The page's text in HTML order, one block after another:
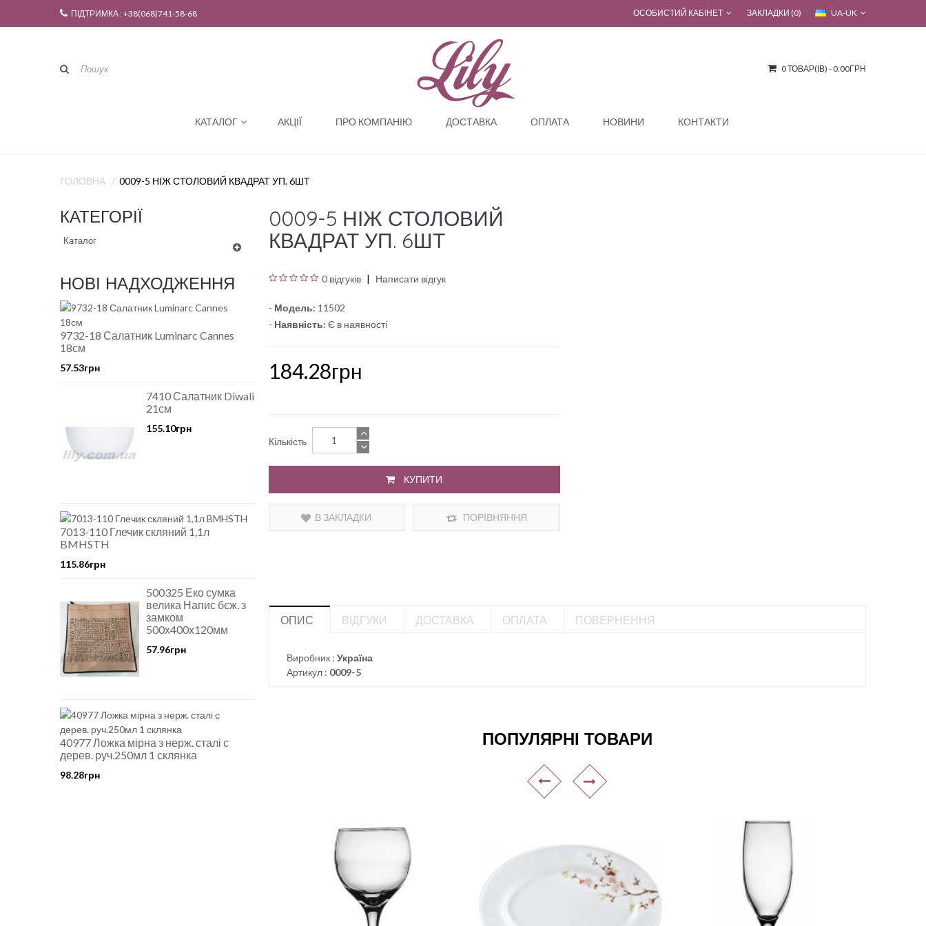
ПІДТРИМКА : +38(068)741-58-68 UA-UK
ОСОБИСТИЙ КАБІНЕТ ЗАКЛАДКИ (0)
0 ТОВАР(ІВ) - 0.00ГРН
КАТАЛОГ АКЦІЇ ПРО КОМПАНІЮ ДОСТАВКА ОПЛАТА НОВИНИ КОНТАКТИ
ГОЛОВНА 0009-5 НІЖ СТОЛОВИЙ КВАДРАТ УП. 6ШТ
КАТЕГОРІЇ
Каталог
НОВІ НАДХОДЖЕННЯ
9732-18 Салатник Luminarc Cannes
18см
57.53грн
7410 Салатник Diwali
21см
155.10грн
7013-110 Глечик скляний 1,1л
BMHSTH
115.86грн
500325 Еко сумка
велика Напис бєж. з
замком
500х400х120мм
57.96грн
40977 Ложка мірна з нерж. сталі с
дерев. руч.250мл 1 склянка
98.28грн
0009-5 НІЖ СТОЛОВИЙ
КВАДРАТ УП. 6ШТ
0 відгуків Написати відгук
- Модель: 11502
- Наявність: Є в наявності
184.28грн
Кількість
КУПИТИ
В ЗАКЛАДКИ ПОРІВНЯННЯ
ОПИС ВІДГУКИ ДОСТАВКА ОПЛАТА ПОВЕРНЕННЯ
Виробник : Україна
Артикул : 0009-5
ПОПУЛЯРНІ ТОВАРИ